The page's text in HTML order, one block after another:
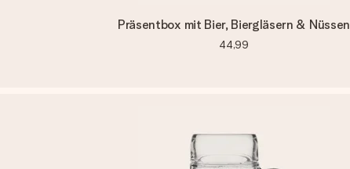
Präsentbox mit Bier, Biergläsern & Nüssen
44,99